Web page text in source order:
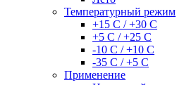
Температурный режим
+15 С / +30 С
+5 С / +25 С
-10 С / +10 С
-35 С / +5 С
Применение